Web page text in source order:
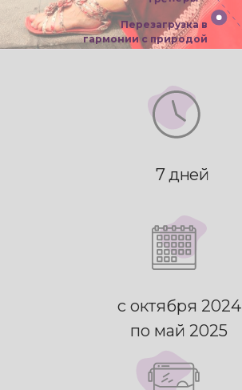
Перезагрузка в
гармонии с природой
7 дней
с октября 2024
по май 2025